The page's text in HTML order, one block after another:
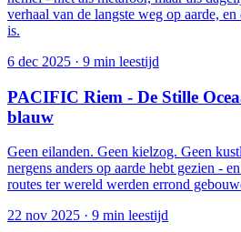
verhaal van de langste weg op aarde,
is.
6 dec 2025 · 9 min leestijd
PACIFIC Riem - De Stille
blauw
Geen eilanden. Geen kielzog. Geen
nergens anders op aarde hebt gezien -
routes ter wereld werden errond
22 nov 2025 · 9 min leestijd